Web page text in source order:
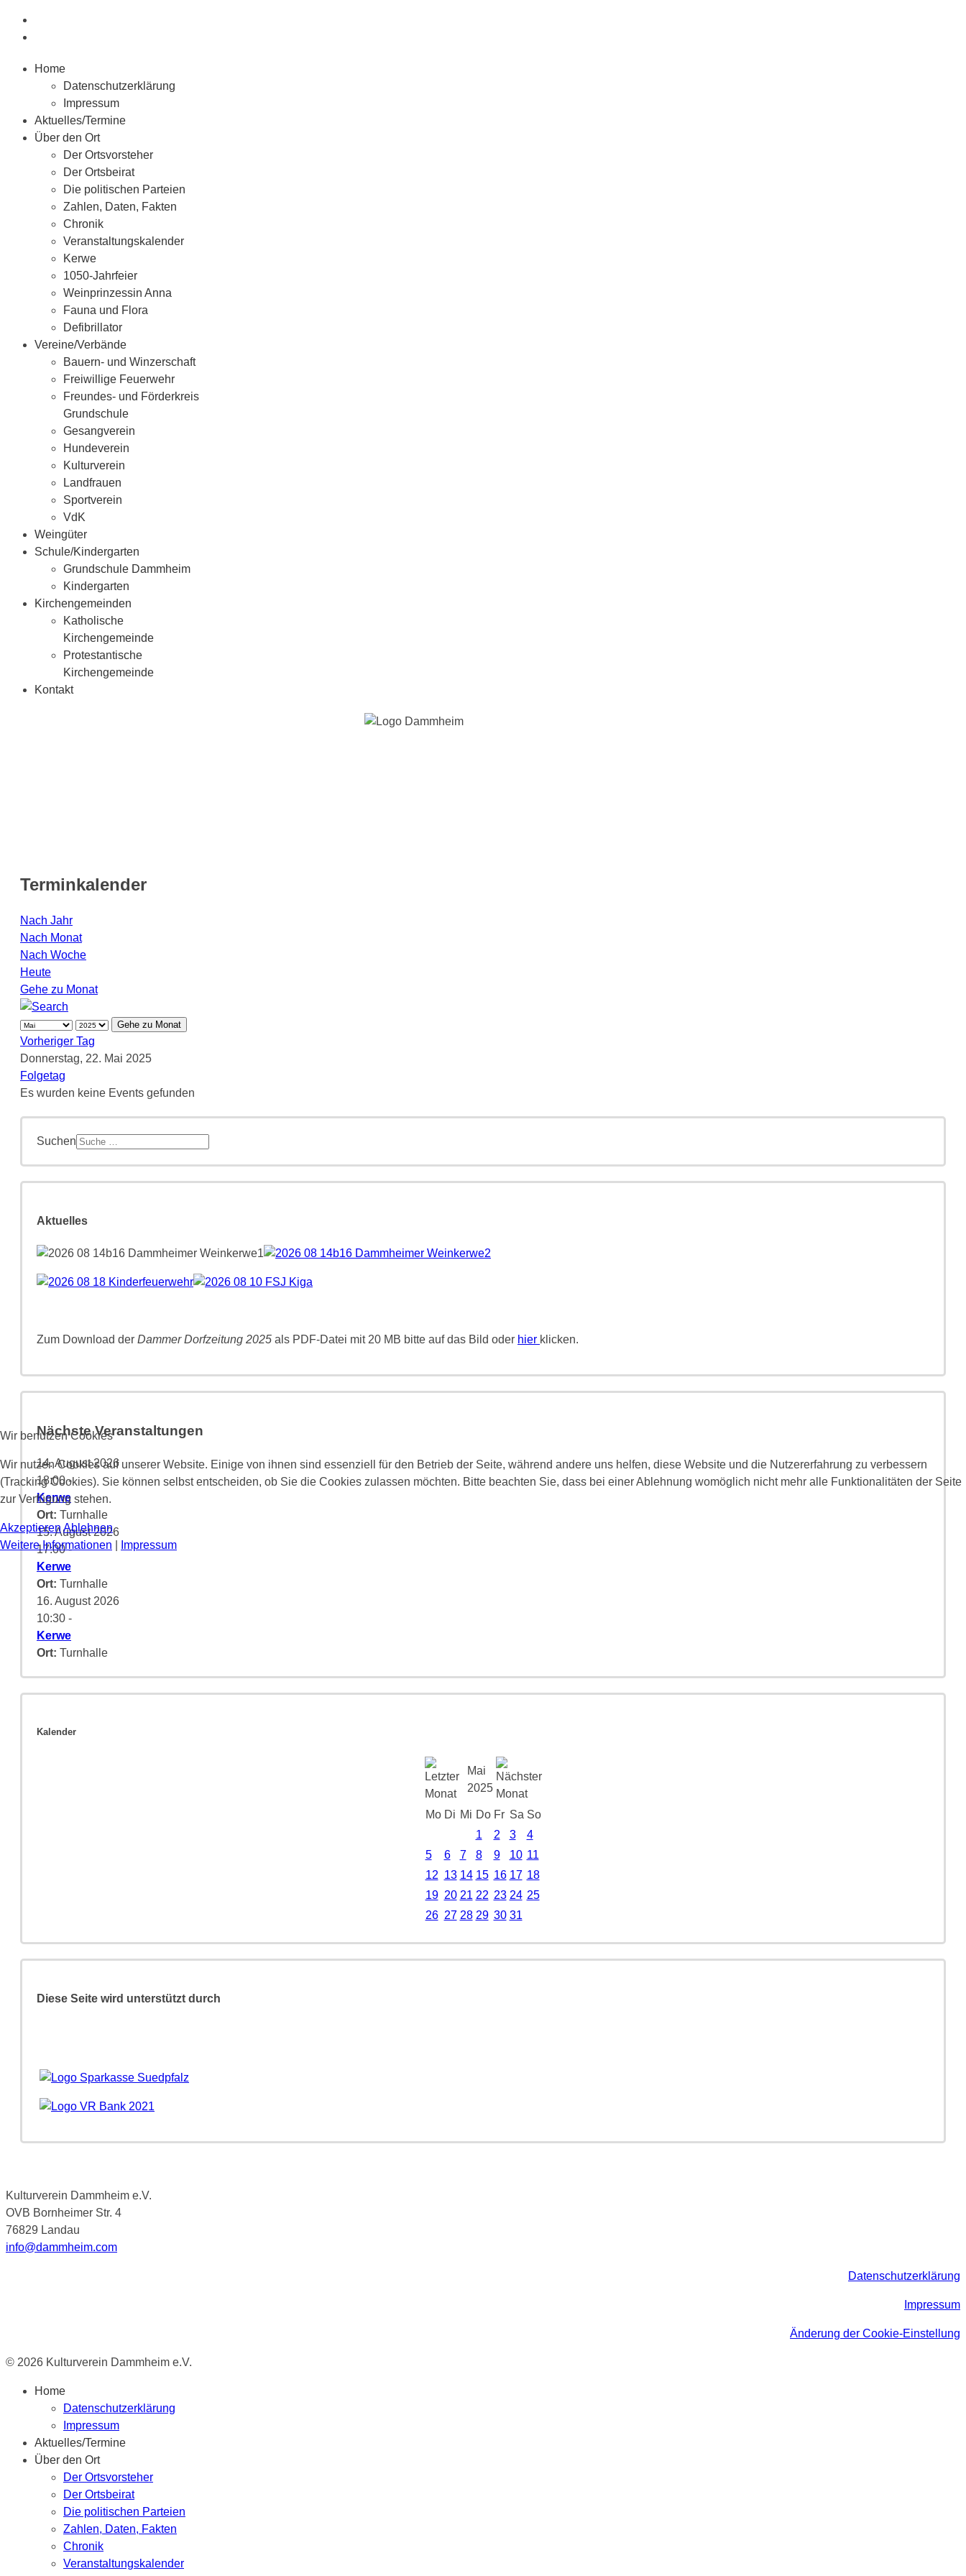
Home
Datenschutzerklärung
Impressum
Aktuelles/Termine
Über den Ort
Der Ortsvorsteher
Der Ortsbeirat
Die politischen Parteien
Zahlen, Daten, Fakten
Chronik
Veranstaltungskalender
Kerwe
1050-Jahrfeier
Weinprinzessin Anna
Fauna und Flora
Defibrillator
Vereine/Verbände
Bauern- und Winzerschaft
Freiwillige Feuerwehr
Freundes- und Förderkreis
Grundschule
Gesangverein
Hundeverein
Kulturverein
Landfrauen
Sportverein
VdK
Weingüter
Schule/Kindergarten
Grundschule Dammheim
Kindergarten
Kirchengemeinden
Katholische
Kirchengemeinde
Protestantische
Kirchengemeinde
Kontakt
Terminkalender
Nach Jahr
Nach Monat
Nach Woche
Heute
Gehe zu Monat
Gehe zu Monat
Vorheriger Tag
Donnerstag, 22. Mai 2025
Folgetag
Es wurden keine Events gefunden
Suchen
Aktuelles
Zum Download der Dammer Dorfzeitung 2025 als PDF-Datei mit 20 MB bitte auf das Bild oder hier klicken.
Nächste Veranstaltungen
14. August 2026
18:00-
Kerwe
Ort: Turnhalle
15. August 2026
17:00-
Kerwe
Ort: Turnhalle
16. August 2026
10:30 -
Kerwe
Ort: Turnhalle
Kalender
Mai
2025
Mo Di Mi Do Fr Sa So
1
2 3
4
5
6 7 8 9 10 11
12 13 14 15 16 17 18
19 20 21 22 23 24 25
26 27 28 29 30 31
Diese Seite wird unterstützt durch
Kulturverein Dammheim e.V.
OVB Bornheimer Str. 4
76829 Landau
info@dammheim.com
Datenschutzerklärung
Impressum
Änderung der Cookie-Einstellung
© 2026 Kulturverein Dammheim e.V.
Home
Datenschutzerklärung
Impressum
Aktuelles/Termine
Über den Ort
Der Ortsvorsteher
Der Ortsbeirat
Die politischen Parteien
Zahlen, Daten, Fakten
Chronik
Veranstaltungskalender
Wir benutzen Cookies
Wir nutzen Cookies auf unserer Website. Einige von ihnen sind essenziell für den Betrieb der Seite, während andere uns helfen, diese Website und die Nutzererfahrung zu verbessern
(Tracking Cookies). Sie können selbst entscheiden, ob Sie die Cookies zulassen möchten. Bitte beachten Sie, dass bei einer Ablehnung womöglich nicht mehr alle Funktionalitäten der Seite
zur Verfügung stehen.
Akzeptieren Ablehnen
Weitere Informationen
Impressum